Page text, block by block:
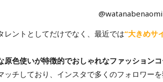
レントとしてだけでなく、最近では“大きめサ
原色使いが特徴的でおしゃれなファッション
ッチしており、インスタで多くのフォロワー